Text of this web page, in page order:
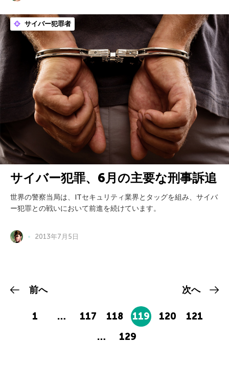
サイバー犯罪者
サイバー犯罪、6月の主要な刑事訴追
世界の警察当局は、ITセキュリティ業界とタッグを組み、サイバ
ー犯罪との戦いにおいて前進を続けています。
2013年7月5日
前へ
1 … 117 118 119 120
121
…
129
次へ